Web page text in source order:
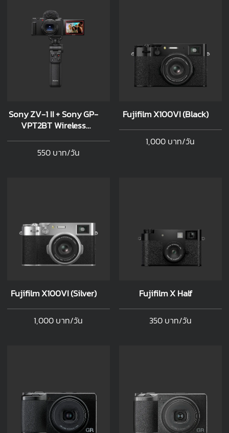
Sony ZV-1 II + Sony GP-
VPT2BT Wireless
550 บาท/วัน
Fujifilm X100VI (Black)
1,000 บาท/วัน
Fujifilm X100VI (Silver)
1,000 บาท/วัน
Fujifilm X Half
350 บาท/วัน